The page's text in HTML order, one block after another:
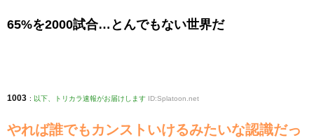
65%を2000試合…とんでもない世界だ
1003 : 以下、トリカラ速報がお届けします ID:Splatoon.net
やれば誰でもカンストいけるみたいな認識だっ